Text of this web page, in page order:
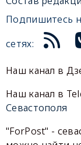
Подпишитесь
сетях:
Наш канал в
Наш канал в
Севастополя
"ForPost" -